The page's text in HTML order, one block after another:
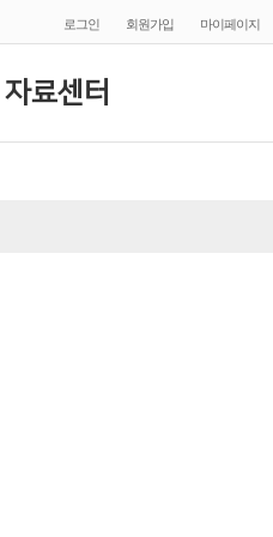
로그인 회원가입 마이페이지
료센터